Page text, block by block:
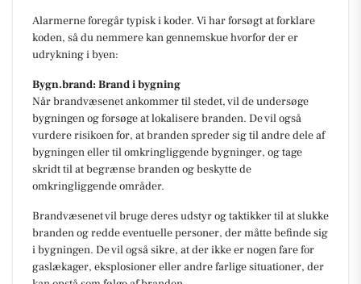
Alarmerne foregår typisk i koder. Vi har forsøgt at forklare
koden, så du nemmere kan gennemskue hvorfor der er
udrykning i byen:
Bygn.brand: Brand i bygning
Når brandvæsenet ankommer til stedet, vil de undersøge
bygningen og forsøge at lokalisere branden. De vil også
vurdere risikoen for, at branden spreder sig til andre dele af
bygningen eller til omkringliggende bygninger, og tage
skridt til at begrænse branden og beskytte de
omkringliggende områder.
Brandvæsenet vil bruge deres udstyr og taktikker til at slukke
branden og redde eventuelle personer, der måtte befinde sig
i bygningen. De vil også sikre, at der ikke er nogen fare for
gaslækager, eksplosioner eller andre farlige situationer, der